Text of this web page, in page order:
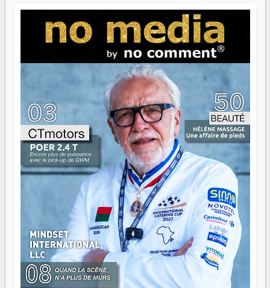
jeunes qui tiennent la torche. Alors oui, on pourrait
s'arrêter là, applaudir et rentrer chez soi satisfait. Mais ce
serait passer à côté d'une chose essentielle. La fougue, ça
brûle fort — et parfois, ça brûle vite. Une flamme sans
direction peut éclairer autant qu'elle peut consumer. C'est
là que les aînés entrent en scène — pas pour reprendre le
gouvernail, mais pour montrer où sont les récifs. Les jeunes
ont la force, les vieux ont l'expérience, comme on dit. Ce
n'est pas un combat de générations — c'est une question
d'équipage. Partagez vos réussites, mais aussi vos échecs.
Surtout vos échecs, d'ailleurs — ils enseignent mieux que
n'importe quel manuel. À Madagascar, la barque avance.
Il faut juste s'assurer que tout le monde rame dans le
même sens.